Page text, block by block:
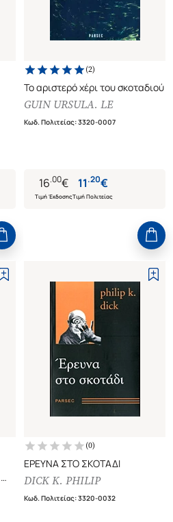
(2)
Το αριστερό χέρι του σκοταδιού
GUIN URSULA. LE
Κωδ. Πολιτείας:3320-0007
16.00€
Τιμή Έκδοσης
11.20€
Τιμή Πολιτείας
(0)
ΕΡΕΥΝΑ ΣΤΟ ΣΚΟΤΑΔΙ
DICK K. PHILIP
Κωδ. Πολιτείας:3320-0032